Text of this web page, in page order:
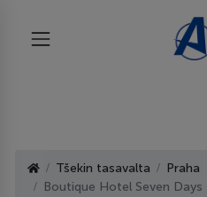
Tšekin tasavalta
Praha
Boutique Hotel Seven